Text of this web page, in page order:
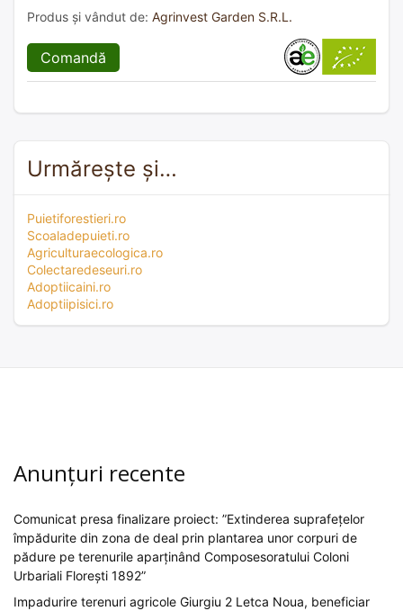
Produs și vândut de: Agrinvest Garden S.R.L.
Comandă
Urmărește și…
Puietiforestieri.ro
Scoaladepuieti.ro
Agriculturaecologica.ro
Colectaredeseuri.ro
Adoptiicaini.ro
Adoptiipisici.ro
Anunțuri recente
Comunicat presa finalizare proiect: ”Extinderea suprafețelor
împădurite din zona de deal prin plantarea unor corpuri de
pădure pe terenurile aparținând Composesoratului Coloni
Urbariali Florești 1892”
Impadurire terenuri agricole Giurgiu 2 Letca Noua, beneficiar